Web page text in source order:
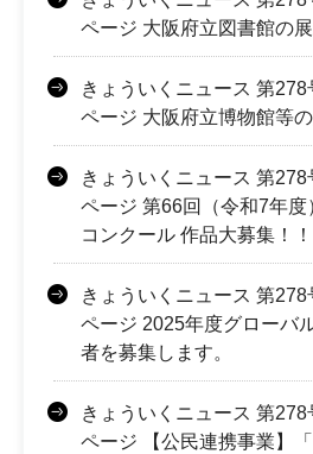
ページ 大阪府立図書館の
きょういくニュース 第
ページ 大阪府立博物館等
きょういくニュース 第
ページ 第66回（令和7年度
コンクール 作品大募集！！
きょういくニュース 第
ページ 2025年度グローバ
者を募集します。
きょういくニュース 第
ページ 【公民連携事業】